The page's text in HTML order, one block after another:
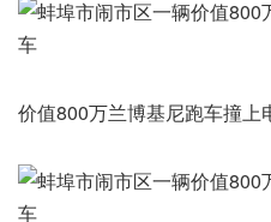
价值800万兰博基尼跑车撞上